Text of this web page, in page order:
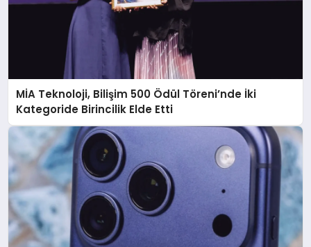
MİA Teknoloji, Bilişim 500 Ödül Töreni’nde İki
Kategoride Birincilik Elde Etti